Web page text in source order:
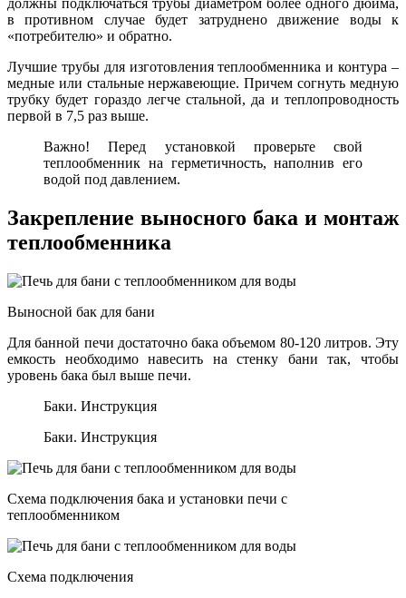
в противном случае будет затруднено движение воды к
«потребителю» и обратно.
Лучшие трубы для изготовления теплообменника и контура –
медные или стальные нержавеющие. Причем согнуть медную
трубку будет гораздо легче стальной, да и теплопроводность
первой в 7,5 раз выше.
Важно! Перед установкой проверьте свой
теплообменник на герметичность, наполнив его
водой под давлением.
Закрепление выносного бака и монтаж
теплообменника
Выносной бак для бани
Для банной печи достаточно бака объемом 80-120 литров. Эту
емкость необходимо навесить на стенку бани так, чтобы
уровень бака был выше печи.
Баки. Инструкция
Баки. Инструкция
Схема подключения бака и установки печи с
теплообменником
Схема подключения